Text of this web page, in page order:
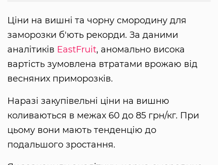
Ціни на вишні та чорну смородину для
заморозки б'ють рекорди. За даними
аналітиків EastFruit, аномально висока
вартість зумовлена втратами врожаю від
весняних приморозків.
Наразі закупівельні ціни на вишню
коливаються в межах 60 до 85 грн/кг. При
цьому вони мають тенденцію до
подальшого зростання.